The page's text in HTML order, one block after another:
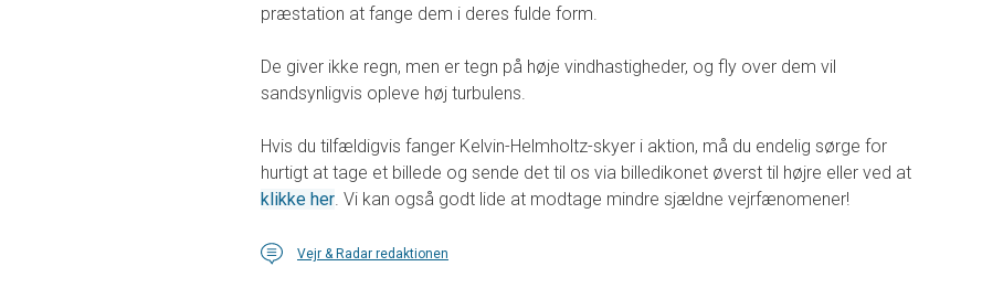
præstation at fange dem i deres fulde form.
De giver ikke regn, men er tegn på høje vindhastigheder, og fly over dem vil
sandsynligvis opleve høj turbulens.
Hvis du tilfældigvis fanger Kelvin-Helmholtz-skyer i aktion, må du endelig sørge for
hurtigt at tage et billede og sende det til os via billedikonet øverst til højre eller ved at
klikke her. Vi kan også godt lide at modtage mindre sjældne vejrfænomener!
Vejr & Radar redaktionen